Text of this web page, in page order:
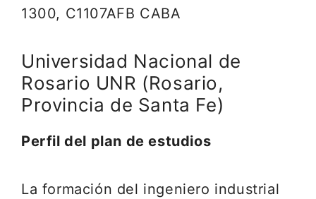
1300, C1107AFB CABA
Universidad Nacional de
Rosario UNR (Rosario,
Provincia de Santa Fe)
Perfil del plan de estudios
La formación del ingeniero industrial